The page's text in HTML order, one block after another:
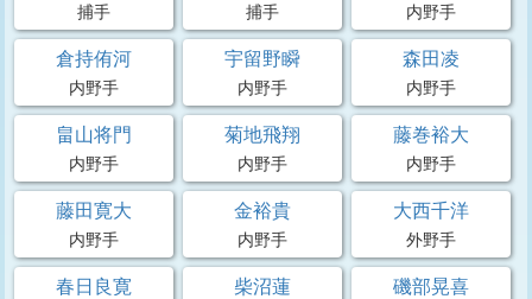
捕手 捕手 内野手
倉持侑河
内野手
宇留野瞬
内野手
森田凌
内野手
畠山将門
内野手
菊地飛翔
内野手
藤巻裕大
内野手
藤田寛大
内野手
金裕貴
内野手
大西千洋
外野手
春日良寛 柴沼蓮 磯部晃喜